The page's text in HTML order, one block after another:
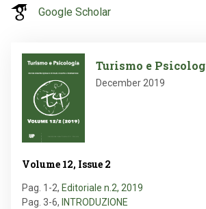
Google Scholar
Image
Turismo e
December 2019
Volume 12, Issue 2
Pag. 1-2, Editoriale n.2, 2019
Pag. 3-6, INTRODUZIONE